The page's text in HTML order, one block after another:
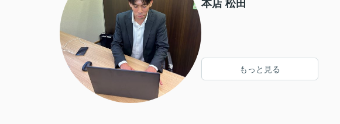
本店 松田
もっと見る